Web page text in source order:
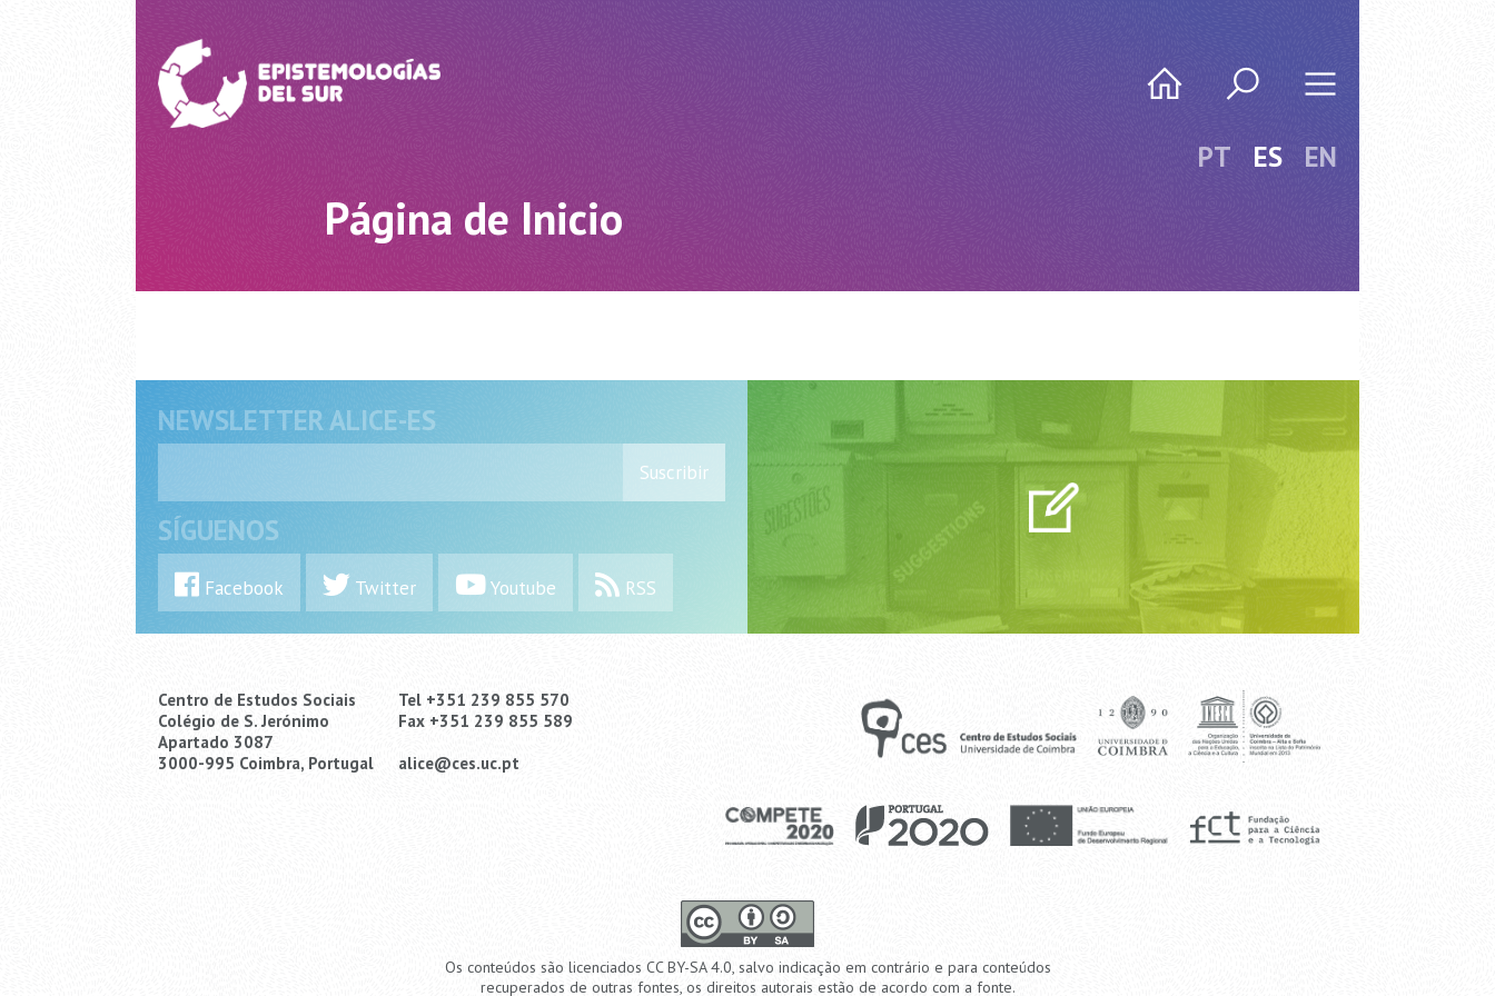
PT ES EN
Página de Inicio
NEWSLETTER ALICE-ES
Suscribir
SÍGUENOS
Facebook Twitter Youtube RSS
Centro de Estudos Sociais
Colégio de S. Jerónimo
Apartado 3087
3000-995 Coimbra, Portugal
Tel +351 239 855 570
Fax +351 239 855 589
alice@ces.uc.pt
Os conteúdos são licenciados CC BY-SA 4.0, salvo indicação em contrário e para conteúdos
recuperados de outras fontes, os direitos autorais estão de acordo com a fonte.